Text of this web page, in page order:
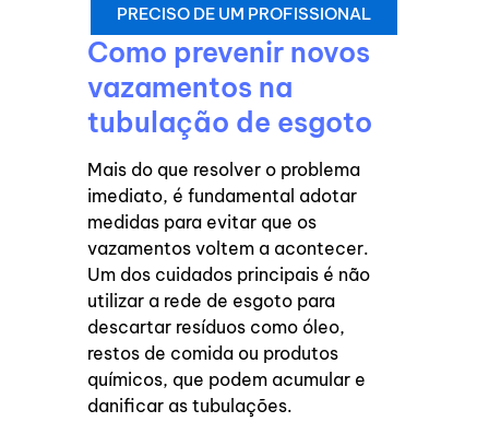
PRECISO DE UM PROFISSIONAL
Como prevenir novos
vazamentos na
tubulação de esgoto
Mais do que resolver o problema
imediato, é fundamental adotar
medidas para evitar que os
vazamentos voltem a acontecer.
Um dos cuidados principais é não
utilizar a rede de esgoto para
descartar resíduos como óleo,
restos de comida ou produtos
químicos, que podem acumular e
danificar as tubulações.